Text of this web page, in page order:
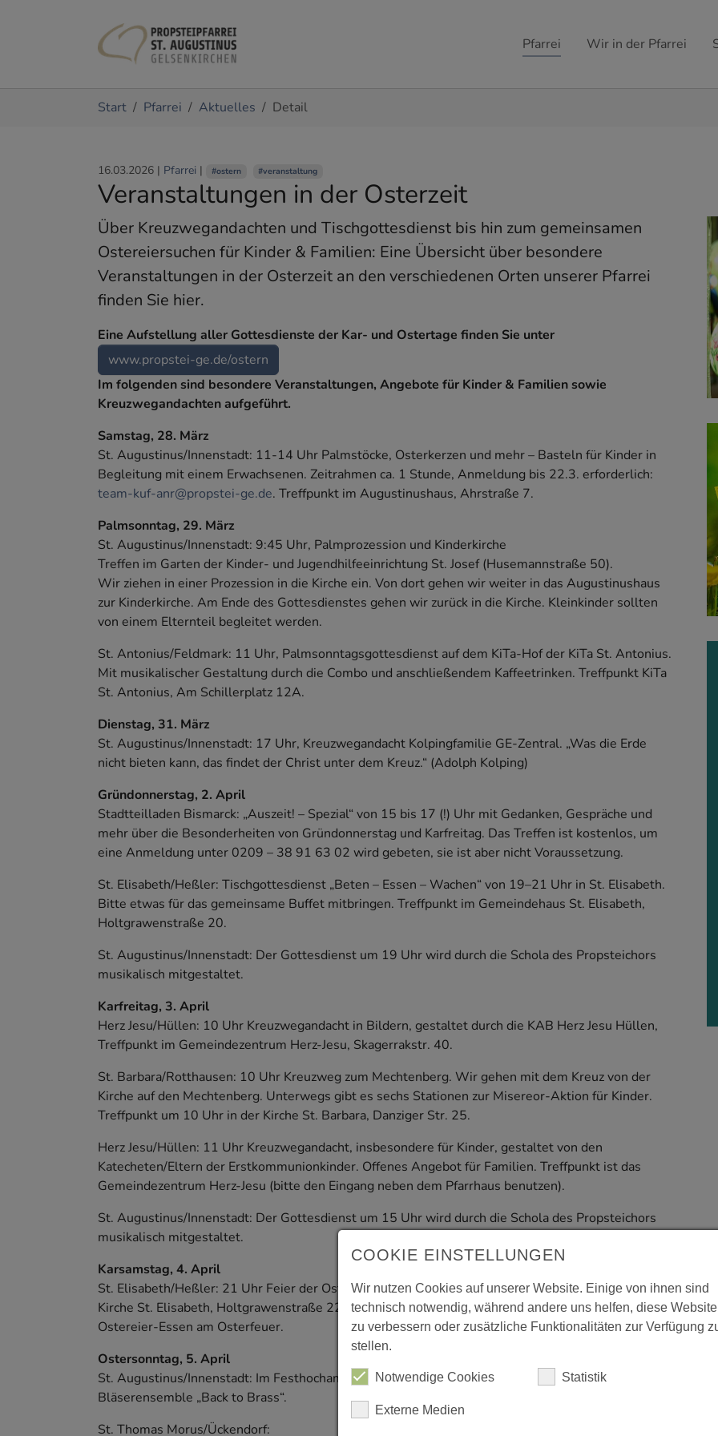
Pfarrei Wir in der Pfarrei
Start Pfarrei Aktuelles Detail
16.03.2026 | Pfarrei | #ostern #veranstaltung
Veranstaltungen in der Osterzeit
Über Kreuzwegandachten und Tischgottesdienst bis hin zum gemeinsamen
Ostereiersuchen für Kinder & Familien: Eine Übersicht über besondere
Veranstaltungen in der Osterzeit an den verschiedenen Orten unserer Pfarrei
finden Sie hier.
Eine Aufstellung aller Gottesdienste der Kar- und Ostertage finden Sie unter
www.propstei-ge.de/ostern
Im folgenden sind besondere Veranstaltungen, Angebote für Kinder & Familien sowie
Kreuzwegandachten aufgeführt.
Samstag, 28. März
St. Augustinus/Innenstadt: 11-14 Uhr Palmstöcke, Osterkerzen und mehr – Basteln für Kinder in
Begleitung mit einem Erwachsenen. Zeitrahmen ca. 1 Stunde, Anmeldung bis 22.3. erforderlich:
team-kuf-anr@propstei-ge.de. Treffpunkt im Augustinushaus, Ahrstraße 7.
Palmsonntag, 29. März
St. Augustinus/Innenstadt: 9:45 Uhr, Palmprozession und Kinderkirche
Treffen im Garten der Kinder- und Jugendhilfeeinrichtung St. Josef (Husemannstraße 50).
Wir ziehen in einer Prozession in die Kirche ein. Von dort gehen wir weiter in das Augustinushaus
zur Kinderkirche. Am Ende des Gottesdienstes gehen wir zurück in die Kirche. Kleinkinder sollten
von einem Elternteil begleitet werden.
St. Antonius/Feldmark: 11 Uhr, Palmsonntagsgottesdienst auf dem KiTa-Hof der KiTa St. Antonius.
Mit musikalischer Gestaltung durch die Combo und anschließendem Kaffeetrinken. Treffpunkt KiTa
St. Antonius, Am Schillerplatz 12A.
Dienstag, 31. März
St. Augustinus/Innenstadt: 17 Uhr, Kreuzwegandacht Kolpingfamilie GE-Zentral. „Was die Erde
nicht bieten kann, das findet der Christ unter dem Kreuz.“ (Adolph Kolping)
Gründonnerstag, 2. April
Stadtteilladen Bismarck: „Auszeit! – Spezial“ von 15 bis 17 (!) Uhr mit Gedanken, Gespräche und
mehr über die Besonderheiten von Gründonnerstag und Karfreitag. Das Treffen ist kostenlos, um
eine Anmeldung unter 0209 – 38 91 63 02 wird gebeten, sie ist aber nicht Voraussetzung.
St. Elisabeth/Heßler: Tischgottesdienst „Beten – Essen – Wachen“ von 19–21 Uhr in St. Elisabeth.
Bitte etwas für das gemeinsame Buffet mitbringen. Treffpunkt im Gemeindehaus St. Elisabeth,
Holtgrawenstraße 20.
St. Augustinus/Innenstadt: Der Gottesdienst um 19 Uhr wird durch die Schola des Propsteichors
musikalisch mitgestaltet.
Karfreitag, 3. April
Herz Jesu/Hüllen: 10 Uhr Kreuzwegandacht in Bildern, gestaltet durch die KAB Herz Jesu Hüllen,
Treffpunkt im Gemeindezentrum Herz-Jesu, Skagerrakstr. 40.
St. Barbara/Rotthausen: 10 Uhr Kreuzweg zum Mechtenberg. Wir gehen mit dem Kreuz von der
Kirche auf den Mechtenberg. Unterwegs gibt es sechs Stationen zur Misereor-Aktion für Kinder.
Treffpunkt um 10 Uhr in der Kirche St. Barbara, Danziger Str. 25.
Herz Jesu/Hüllen: 11 Uhr Kreuzwegandacht, insbesondere für Kinder, gestaltet von den
Katecheten/Eltern der Erstkommunionkinder. Offenes Angebot für Familien. Treffpunkt ist das
Gemeindezentrum Herz-Jesu (bitte den Eingang neben dem Pfarrhaus benutzen).
St. Augustinus/Innenstadt: Der Gottesdienst um 15 Uhr wird durch die Schola des Propsteichors
musikalisch mitgestaltet.
Karsamstag, 4. April
St. Elisabeth/Heßler: 21 Uhr Feier der Osternacht mit der Band und dem Chor MusiChorum in der
Kirche St. Elisabeth, Holtgrawenstraße 22. Anschließend Treffen im Hof vor der Kita zum
Ostereier-Essen am Osterfeuer.
Ostersonntag, 5. April
St. Augustinus/Innenstadt: Im Festhochamt in der Propsteikirche spielt um 10 Uhr das
Bläserensemble „Back to Brass“.
St. Thomas Morus/Ückendorf:
COOKIE EINSTELLUNGEN
Wir nutzen Cookies auf unserer Website. Einige von ihnen sind
technisch notwendig, während andere uns helfen, diese Website
zu verbessern oder zusätzliche Funktionalitäten zur Verfügung
stellen.
Notwendige Cookies Statistik
Externe Medien